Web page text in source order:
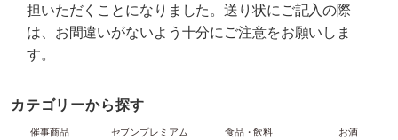
担いただくことになりました。送り状にご記入の際
は、お間違いがないよう十分にご注意をお願いしま
す。
カテゴリーから探す
催事商品
セブンプレミアム
食品・飲料 お酒